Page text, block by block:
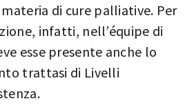
di cure palliative. Per
infatti, nell’équipe di
esse presente anche lo
trattasi di Livelli